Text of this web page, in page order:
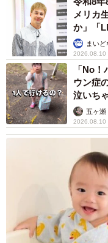
メリカ
か」「
まい
2026.08.10
「No
ウン症
泣いち
五ヶ瀬
2026.08.10